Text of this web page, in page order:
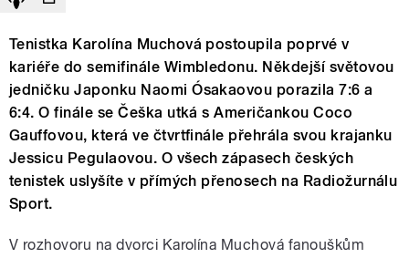
Tenistka Karolína Muchová postoupila poprvé v
kariéře do semifinále Wimbledonu. Někdejší světovou
jedničku Japonku Naomi Ósakaovou porazila 7:6 a
6:4. O finále se Češka utká s Američankou Coco
Gauffovou, která ve čtvrtfinále přehrála svou krajanku
Jessicu Pegulaovou. O všech zápasech českých
tenistek uslyšíte v přímých přenosech na Radiožurnálu
Sport.
V rozhovoru na dvorci Karolína Muchová fanouškům